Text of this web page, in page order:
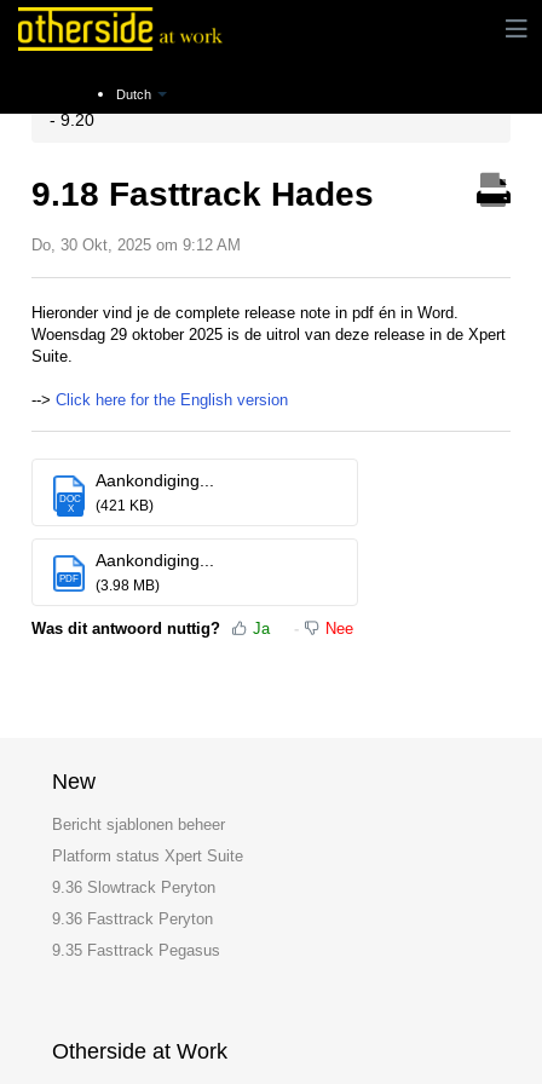
Dutch
Instructies Release notes
- 9.20
9.18 Fasttrack Hades
Do, 30 Okt, 2025 om 9:12 AM
Hieronder vind je de complete release note in pdf én in Word.
Woensdag 29 oktober 2025 is de uitrol van deze release in de Xpert
Suite.
--> Click here for the English version
DOC
X
Aankondiging...
(421 KB)
PDF
Aankondiging...
(3.98 MB)
Was dit antwoord nuttig? Ja Nee
New
Bericht sjablonen beheer
Platform status Xpert Suite
9.36 Slowtrack Peryton
9.36 Fasttrack Peryton
9.35 Fasttrack Pegasus
Otherside at Work